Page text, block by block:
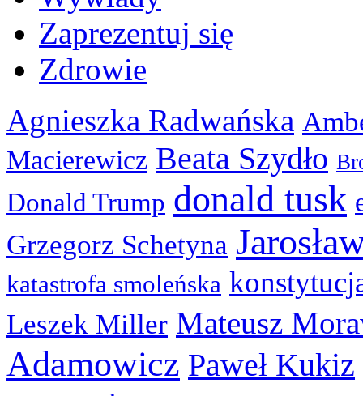
Zaprezentuj się
Zdrowie
Agnieszka Radwańska
Macierewicz Beata Szydło
Donald Trump donald tusk
Grzegorz Schetyna
katastrofa smoleńska
Leszek Miller Mateusz
Adamowicz Paweł Kukiz